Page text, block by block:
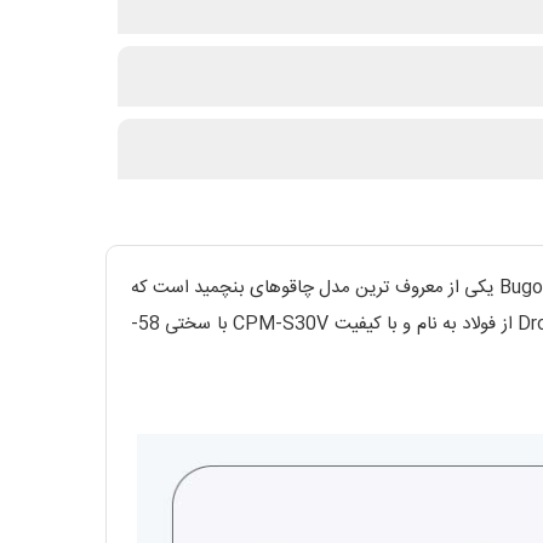
بنچمید مدل Custom Mini Bugout از سبک ترین چاقوها و بسیار مناسب برای حمل روزانه است . این مدل در اصل ورژن کوچکتر Bugout یکی از معروف ترین مدل چاقوهای بنچمید است که
خود به سبکی معروف است، حال با ابعاد کمی کوچکتر توانسته به اعداد اعجاب انگیزی دست پیدا کند.با تیغه ای7.16 سانتی Drop Point از فولاد به نام و با کیفیت CPM-S30V با سختی 58-